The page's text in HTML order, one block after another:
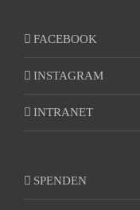
FACEBOOK
INSTAGRAM
INTRANET
SPENDEN